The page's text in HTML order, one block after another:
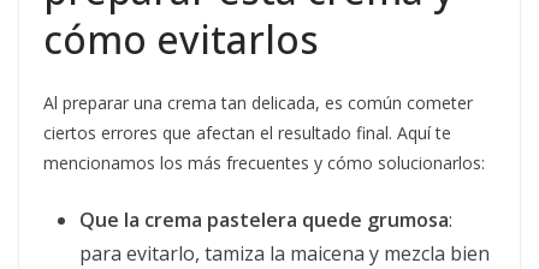
cómo evitarlos
Al preparar una crema tan delicada, es común cometer
ciertos errores que afectan el resultado final. Aquí te
mencionamos los más frecuentes y cómo solucionarlos:
Que la crema pastelera quede grumosa:
para evitarlo, tamiza la maicena y mezcla bien